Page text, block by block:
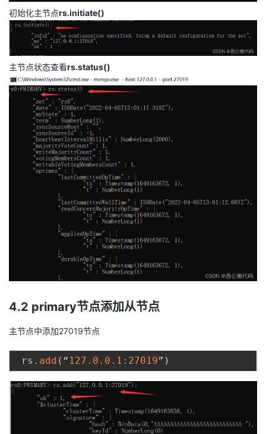
初始化主节点rs.initiate()
主节点状态查看rs.status()
4.2 primary节点添加从节点
主节点中添加27019节点
​ rs . add ( “ 127.0 .0 .1 : 27019” )